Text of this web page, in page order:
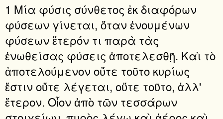
1 Μία φύσις σύνθετος ἐκ διαφόρων
φύσεων γίνεται, ὅταν ἑνουμένων
φύσεων ἕτερόν τι παρὰ τὰς
ἑνωθείσας φύσεις ἀποτελεσθῇ. Καὶ τὸ
ἀποτελούμενον οὔτε τοῦτο κυρίως
ἔστιν οὔτε λέγεται, οὔτε τοῦτο, ἀλλ'
ἕτερον. Οἷον ἀπὸ τῶν τεσσάρων